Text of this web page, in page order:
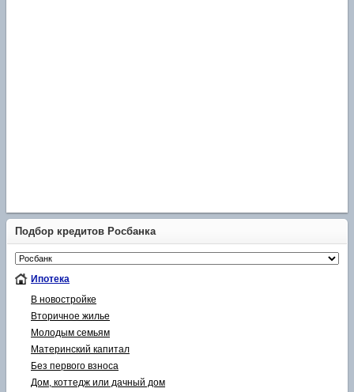
Подбор кредитов Росбанка
Ипотека
В новостройке
Вторичное жилье
Молодым семьям
Материнский капитал
Без первого взноса
Дом, коттедж или дачный дом